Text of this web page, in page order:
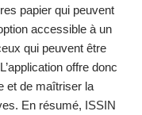
papier qui peuvent
accessible à un
qui peuvent être
offre donc
et de maîtriser la
En résumé, ISSIN